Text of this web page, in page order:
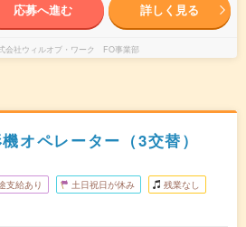
応募へ進む 詳しく見る
会社ウィルオブ・ワーク FO事業部
オペレーター（3交替）
支給あり 土日祝日が休み 残業なし